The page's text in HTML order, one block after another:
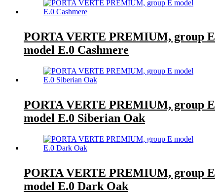
PORTA VERTE PREMIUM, group E
model E.0 Cashmere
PORTA VERTE PREMIUM, group E
model E.0 Siberian Oak
PORTA VERTE PREMIUM, group E
model E.0 Dark Oak